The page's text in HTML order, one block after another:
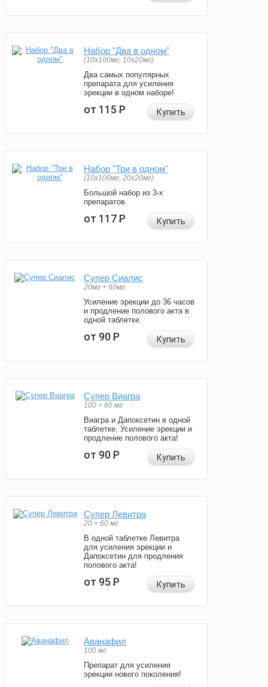
Набор "Два в одном"
(10x100мг, 10x20мг)
Два самых популярных
препарата для усиления
эрекции в одном наборе!
от 115Р Купить
Набор "Три в одном"
(10x100мг, 20x20мг)
Большой набор из 3-х
препаратов.
от 117Р Купить
Супер Сиалис
20мг + 60мг
Усиление эрекции до 36 часов
и продление полового акта в
одной таблетке.
от 90Р Купить
Супер Виагра
100 + 60 мг
Виагра и Дапоксетин в одной
таблетке. Усиление эрекции и
продление полового акта!
от 90Р Купить
Супер Левитра
20 + 60 мг
В одной таблетке Левитра
для усиления эрекции и
Дапоксетин для продления
полового акта!
от 95Р Купить
Аванафил
100 мг
Препарат для усиления
эрекции нового поколения!